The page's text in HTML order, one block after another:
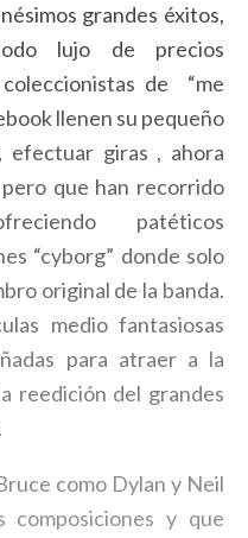
grandes éxitos,
lujo de precios
de “me
llenen su pequeño
efectuar giras , ahora
que han recorrido
patéticos
“cyborg” donde solo
original de la banda.
medio fantasiosas
para atraer a la
reedición del grandes
como Dylan y Neil
composiciones y que